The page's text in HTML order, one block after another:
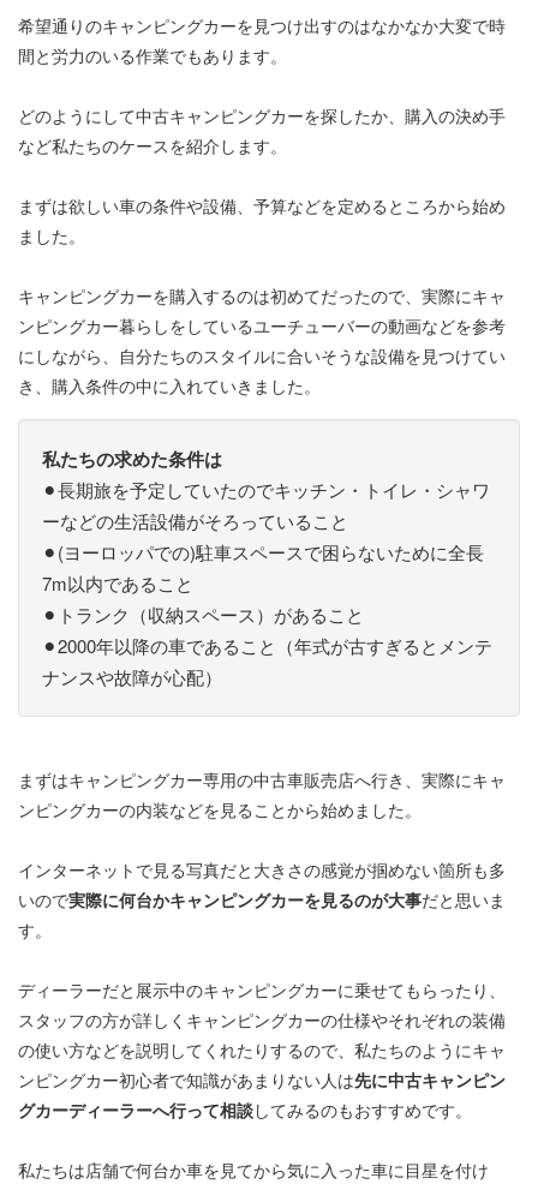
希望通りのキャンピングカーを見つけ出すのはなかなか大変で時
間と労力のいる作業でもあります。
どのようにして中古キャンピングカーを探したか、購入の決め手
など私たちのケースを紹介します。
まずは欲しい車の条件や設備、予算などを定めるところから始め
ました。
キャンピングカーを購入するのは初めてだったので、実際にキャ
ンピングカー暮らしをしているユーチューバーの動画などを参考
にしながら、自分たちのスタイルに合いそうな設備を見つけてい
き、購入条件の中に入れていきました。
私たちの求めた条件は
⚫︎長期旅を予定していたのでキッチン・トイレ・シャワ
ーなどの生活設備がそろっていること
⚫︎(ヨーロッパでの)駐車スペースで困らないために全長
7m以内であること
⚫︎トランク（収納スペース）があること
⚫︎2000年以降の車であること（年式が古すぎるとメンテ
ナンスや故障が心配）
まずはキャンピングカー専用の中古車販売店へ行き、実際にキャ
ンピングカーの内装などを見ることから始めました。
インターネットで見る写真だと大きさの感覚が掴めない箇所も多
いので実際に何台かキャンピングカーを見るのが大事だと思いま
す。
ディーラーだと展示中のキャンピングカーに乗せてもらったり、
スタッフの方が詳しくキャンピングカーの仕様やそれぞれの装備
の使い方などを説明してくれたりするので、私たちのようにキャ
ンピングカー初心者で知識があまりない人は先に中古キャンピン
グカーディーラーへ行って相談してみるのもおすすめです。
私たちは店舗で何台か車を見てから気に入った車に目星を付け